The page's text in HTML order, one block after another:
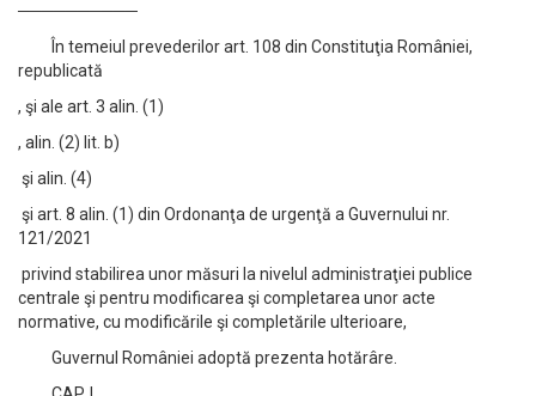
──────────
În temeiul prevederilor art. 108 din Constituţia României,
republicată
, şi ale art. 3 alin. (1)
, alin. (2) lit. b)
şi alin. (4)
şi art. 8 alin. (1) din Ordonanţa de urgenţă a Guvernului nr.
121/2021
privind stabilirea unor măsuri la nivelul administraţiei publice
centrale şi pentru modificarea şi completarea unor acte
normative, cu modificările şi completările ulterioare,
Guvernul României adoptă prezenta hotărâre.